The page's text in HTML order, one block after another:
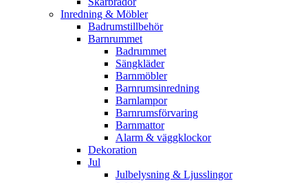
Inredning & Möbler
Badrumstillbehör
Barnrummet
Badrummet
Sängkläder
Barnmöbler
Barnrumsinredning
Barnlampor
Barnrumsförvaring
Barnmattor
Alarm & väggklockor
Dekoration
Jul
Julbelysning & Ljusslingor